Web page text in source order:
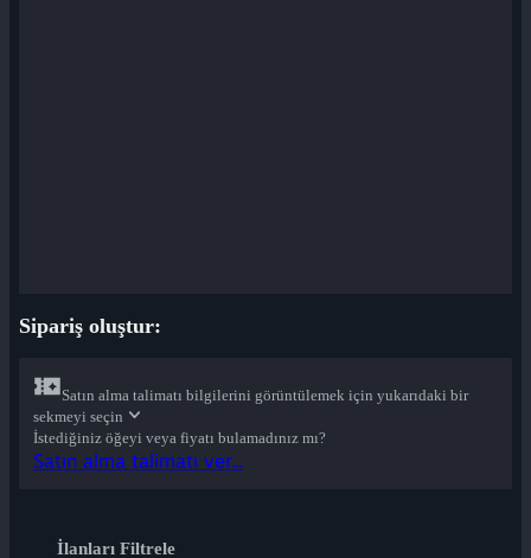
Sipariş oluştur:
Satın alma talimatı bilgilerini görüntülemek için yukarıdaki bir
sekmeyi seçin
İstediğiniz öğeyi veya fiyatı bulamadınız mı?
Satın alma talimatı ver...
İlanları Filtrele